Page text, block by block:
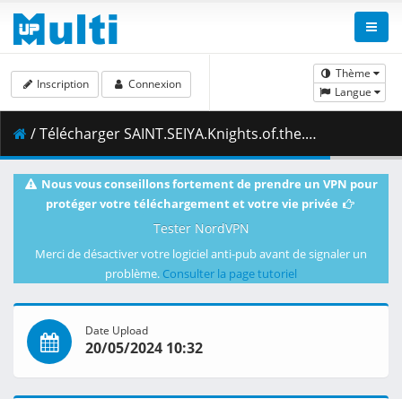
Thème
Langue
Inscription Connexion
/ Télécharger SAINT.SEIYA.Knights.of.the.Zodiac.S03E09.Death.Match.in.the.Grand.Masters.Chambers.1080p.CR.WEB-DL.AAC2.0.H.264-VARYG.mkv.003 ( 452.43 MB )
Nous vous conseillons fortement de prendre un VPN pour
protéger votre téléchargement et votre vie privée
Tester NordVPN
Merci de désactiver votre logiciel anti-pub avant de signaler un
problème. Consulter la page tutoriel
Date Upload
20/05/2024 10:32